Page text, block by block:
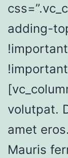
adding-
volutpat.
amet
Mauris